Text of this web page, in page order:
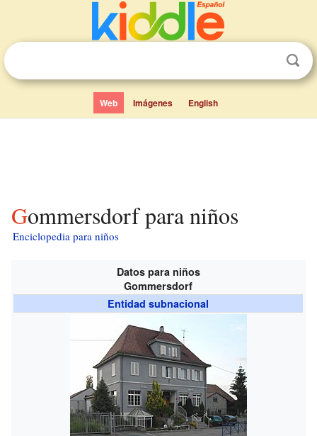
Web Imágenes English
Gommersdorf para niños
Enciclopedia para niños
Datos para niños
Gommersdorf
Entidad subnacional